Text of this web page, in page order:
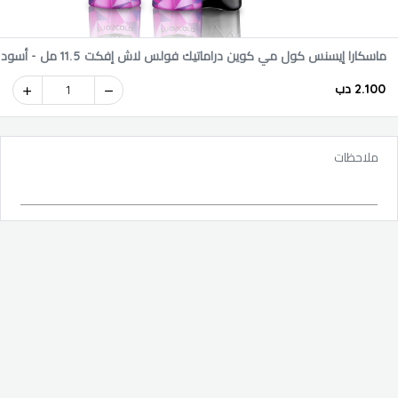
ماسكارا إيسنس كول مي كوين دراماتيك فولس لاش إفكت 11.5 مل - أسود
2.100 دب 1
ملاحظات